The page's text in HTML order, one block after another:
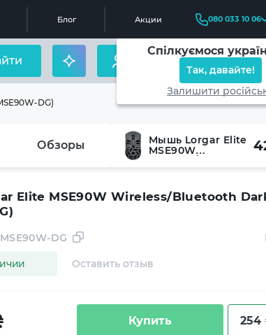
Блог Акции 080 033 10 06
Спілкуємося
Так, давайте!
Залишити
DG)
Обзоры
Мышь Lorgar Elite
MSE90W
Elite MSE90W Wireless/Bluetooth
DG
Оставить отзыв
Купить 254